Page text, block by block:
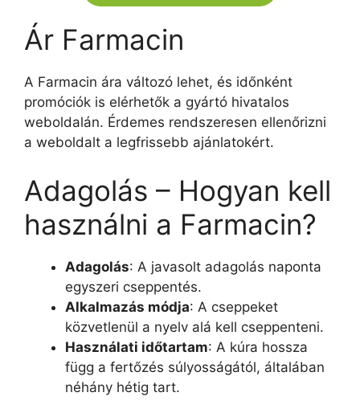
Ár Farmacin
A Farmacin ára változó lehet, és időnként
promóciók is elérhetők a gyártó hivatalos
weboldalán. Érdemes rendszeresen ellenőrizni
a weboldalt a legfrissebb ajánlatokért.
Adagolás – Hogyan kell
használni a Farmacin?
Adagolás: A javasolt adagolás naponta
egyszeri cseppentés.
Alkalmazás módja: A cseppeket
közvetlenül a nyelv alá kell cseppenteni.
Használati időtartam: A kúra hossza
függ a fertőzés súlyosságától, általában
néhány hétig tart.